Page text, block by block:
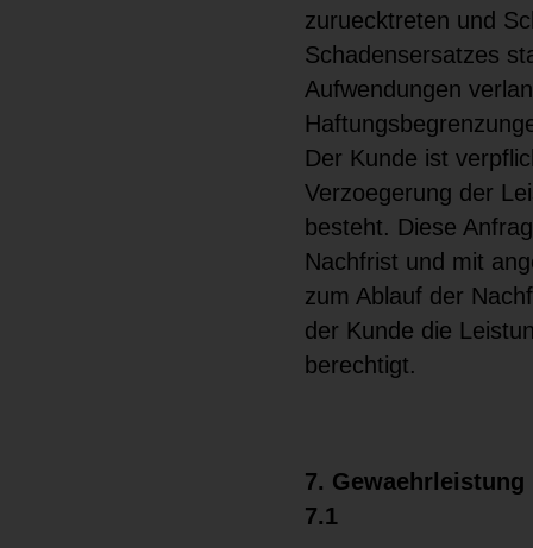
zuruecktreten und
Schadensersatzes
Aufwendungen
Der Kunde ist
Verzoegerung der
besteht. Diese
Nachfrist und mit
zum Ablauf der
der Kunde die
berechtigt.
7. Gewaehrleistung
7.1